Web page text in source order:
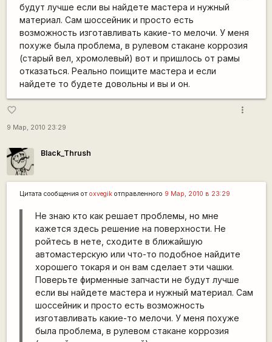
будут лучше если вы найдете мастера и нужный
материал. Сам шоссейник и просто есть
возможность изготавливать какие-то мелочи. У меня
похуже была проблема, в рулевом стакане коррозия
(старый вел, хромолевый) вот и пришлось от рамы
отказаться. Реально поищите мастера и если
найдете то будете довольны и вы и он.
favorite_border
9 Мар, 2010 23:29
more_vert
Black_Thrush
Цитата сообщения от oxvegikотправленного 9 Мар, 2010 в 23:29
Не знаю кто как решает проблемы, но мне
кажется здесь решение на поверхности. Не
ройтесь в нете, сходите в ближайшую
автомастерскую или что-то подобное найдите
хорошего токаря и он вам сделает эти чашки.
Поверьте фирменные запчасти не будут лучше
если вы найдете мастера и нужный материал. Сам
шоссейник и просто есть возможность
изготавливать какие-то мелочи. У меня похуже
была проблема, в рулевом стакане коррозия